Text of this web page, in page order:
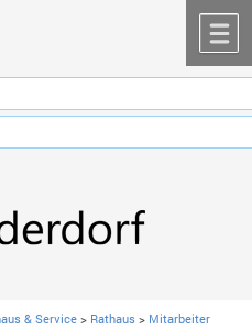
& Service> Rathaus > Mitarbeiter